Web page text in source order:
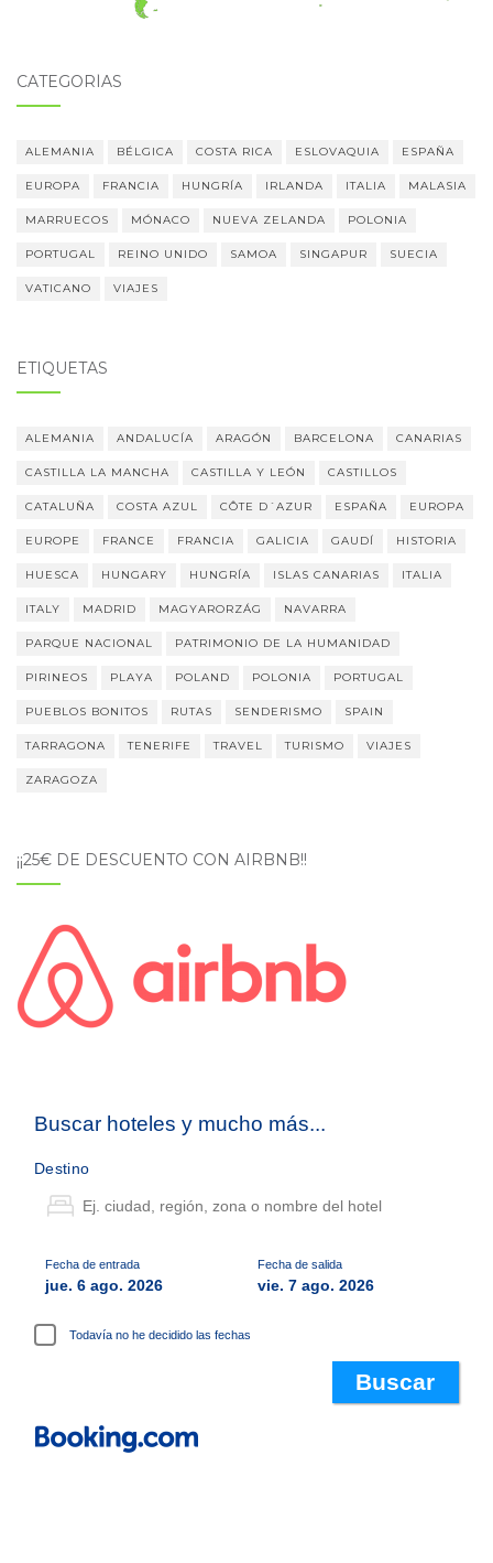
CATEGORÍAS
ALEMANIA BÉLGICA COSTA RICA ESLOVAQUIA ESPAÑA
EUROPA FRANCIA HUNGRÍA IRLANDA ITALIA MALASIA
MARRUECOS MÓNACO NUEVA ZELANDA POLONIA
PORTUGAL REINO UNIDO SAMOA SINGAPUR SUECIA
VATICANO VIAJES
ETIQUETAS
ALEMANIA ANDALUCÍA ARAGÓN BARCELONA CANARIAS
CASTILLA LA MANCHA CASTILLA Y LEÓN CASTILLOS
CATALUÑA COSTA AZUL CÔTE D´AZUR ESPAÑA EUROPA
EUROPE FRANCE FRANCIA GALICIA GAUDÍ HISTORIA
HUESCA HUNGARY HUNGRÍA ISLAS CANARIAS ITALIA
ITALY MADRID MAGYARORZÁG NAVARRA
PARQUE NACIONAL PATRIMONIO DE LA HUMANIDAD
PIRINEOS PLAYA POLAND POLONIA PORTUGAL
PUEBLOS BONITOS RUTAS SENDERISMO SPAIN
TARRAGONA TENERIFE TRAVEL TURISMO VIAJES
ZARAGOZA
¡¡25€ DE DESCUENTO CON AIRBNB!!
Buscar hoteles y mucho más...
Destino
Fecha de entrada
jue. 6 ago. 2026
Fecha de salida
vie. 7 ago. 2026
Todavía no he decidido las fechas